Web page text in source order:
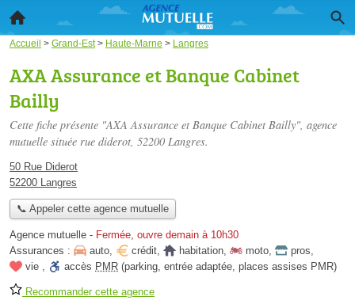
Accueil > Grand-Est> Haute-Marne > Langres
AXA Assurance et Banque Cabinet
Bailly
Cette fiche présente "AXA Assurance et Banque Cabinet Bailly", agence
mutuelle située rue diderot, 52200 Langres.
50 Rue Diderot
52200 Langres
📞 Appeler cette agence mutuelle
Agence mutuelle - Fermée, ouvre demain à 10h30
Assurances :
auto, crédit, habitation, moto, pros,
vie , accès PMR (parking, entrée adaptée, places assises PMR)
Recommander cette agence